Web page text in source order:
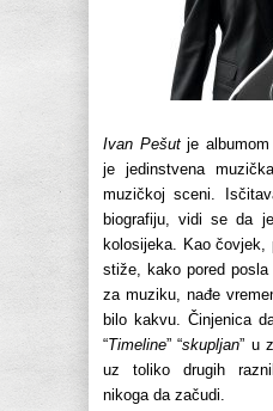
Ivan Pešutje albumom
je jedinstvena
muzičkoj sceni.
biografiju, vidi se da
kolosijeka. Kao
stiže, kako pored
za muziku, nađe
bilo kakvu. Činjenica
“Timeline” “skupljan” u
uz toliko drugih
nikoga da začudi.